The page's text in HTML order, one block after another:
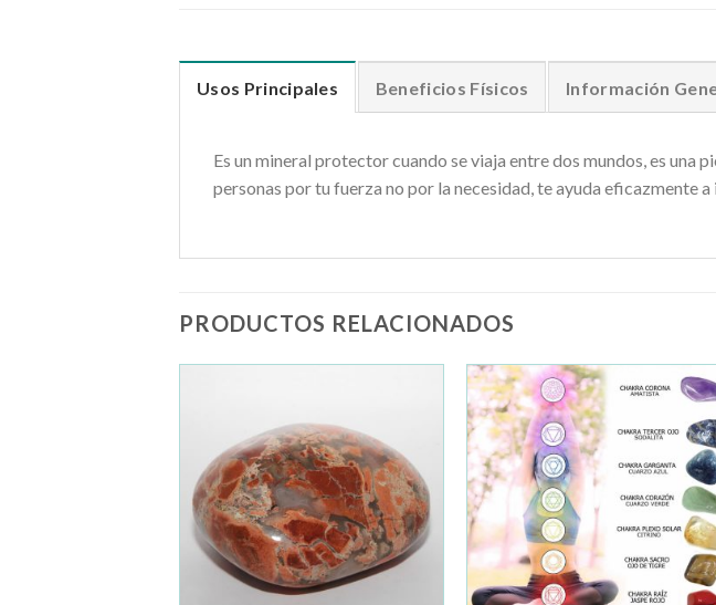
Usos Principales Beneficios Físicos Información
Es un mineral protector cuando se viaja entre dos mundos, es una
personas por tu fuerza no por la necesidad, te ayuda eficazmente
PRODUCTOS RELACIONADOS
lista de
deseos
Añadir
a la
lista de
deseos